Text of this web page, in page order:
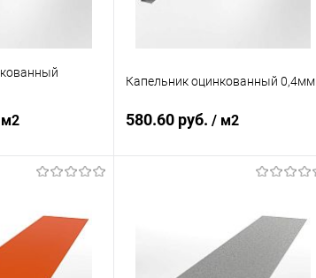
Сравнение
Под заказ
Капельник оцинкованный 0,4мм
580.60 руб. / м2
Купить в 1 клик Сравнение
В избранное Под заказ